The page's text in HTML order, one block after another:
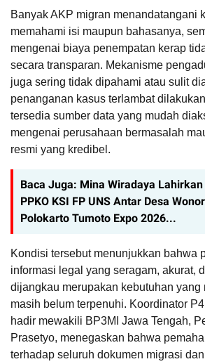
Banyak AKP migran menandatangani
memahami isi maupun bahasanya,
mengenai biaya penempatan kerap
secara transparan. Mekanisme
juga sering tidak dipahami atau sulit
penanganan kasus terlambat
tersedia sumber data yang mudah
mengenai perusahaan bermasalah
resmi yang kredibel.
Baca Juga: Mina Wiradaya
PPKO KSI FP UNS Antar Desa
Polokarto Tumoto Expo 2026...
Kondisi tersebut menunjukkan bahwa
informasi legal yang seragam, akurat,
dijangkau merupakan kebutuhan yang
masih belum terpenuhi. Koordinator
hadir mewakili BP3MI Jawa Tengah,
Prasetyo, menegaskan bahwa
terhadap seluruh dokumen migrasi